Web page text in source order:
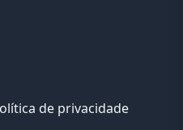
de privacidade